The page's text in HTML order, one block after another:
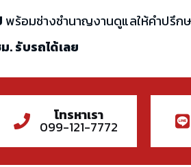
พร้อมช่างชำนาญงานดูแลให้คำปรึก
. รับรถได้เลย
โทรหาเรา
099-121-7772